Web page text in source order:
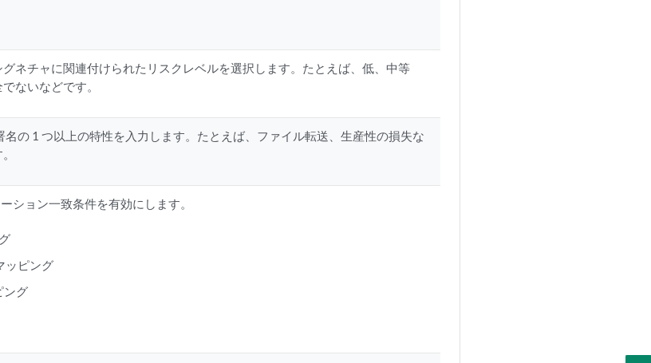
ネチャに関連付けられたリスクレベルを選択します。たとえば、低、中等
ないなどです。
名の 1 つ以上の特性を入力します。たとえば、ファイル転送、生産性の損失な
ション一致条件を有効にします。
ッピング
ング